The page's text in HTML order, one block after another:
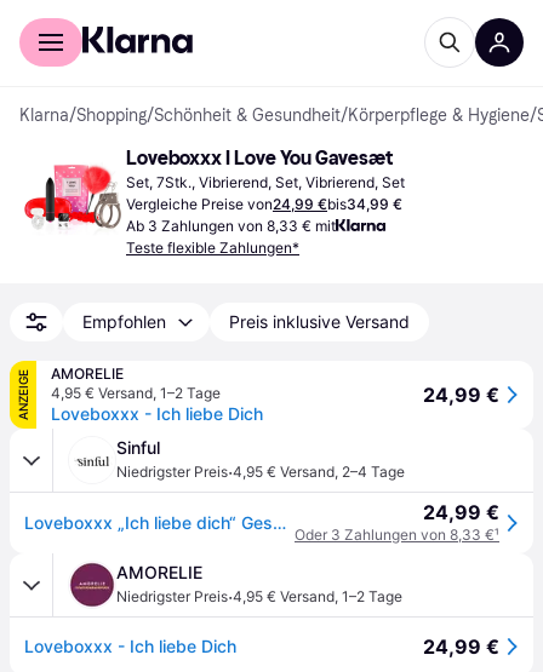
Für Shopper
Klarna/Shopping/Schönheit & Gesundheit/Körperpflege & Hygiene/
Loveboxxx I Love You Gavesæt
Set, 7Stk., Vibrierend, Set, Vibrierend, Set
Vergleiche Preise von24,99 €bis34,99 €
Ab 3 Zahlungen von 8,33 € mit
Teste flexible Zahlungen*
Empfohlen Preis inklusive Versand
ANZEIGE
AMORELIE
4,95 € Versand, 1–2 Tage
Loveboxxx - Ich liebe Dich
24,99 €
Sinful
Niedrigster Preis·4,95 € Versand, 2–4 Tage
Loveboxxx „Ich liebe dich“ Geschenktüte 24,99 €
Oder 3 Zahlungen von 8,33 €¹
AMORELIE
Niedrigster Preis·4,95 € Versand, 1–2 Tage
Loveboxxx - Ich liebe Dich 24,99 €